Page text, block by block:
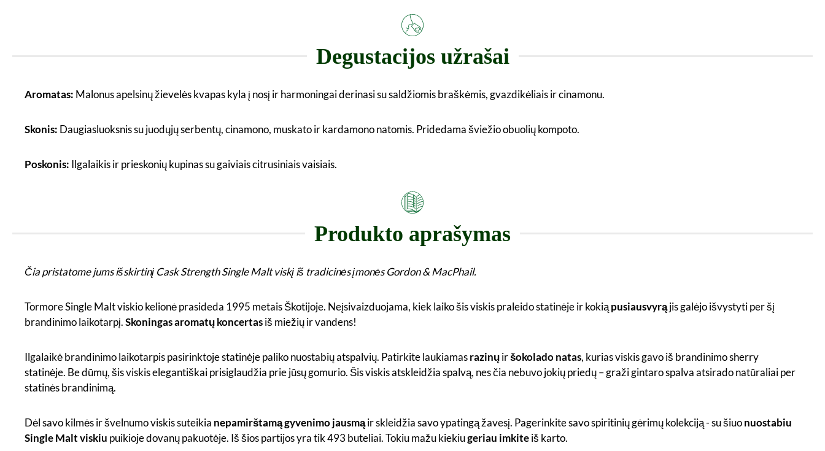
Degustacijos užrašai
Aromatas: Malonus apelsinų žievelės kvapas kyla į nosį ir harmoningai derinasi su saldžiomis braškėmis, gvazdikėliais ir cinamonu.
Skonis: Daugiasluoksnis su juodųjų serbentų, cinamono, muskato ir kardamono natomis. Pridedama šviežio obuolių kompoto.
Poskonis: Ilgalaikis ir prieskonių kupinas su gaiviais citrusiniais vaisiais.
Produkto aprašymas
Čia pristatome jums išskirtinį Cask Strength Single Malt viskį iš tradicinės įmonės Gordon & MacPhail.
Tormore Single Malt viskio kelionė prasideda 1995 metais Škotijoje. Neįsivaizduojama, kiek laiko šis viskis praleido statinėje ir kokiąpusiausvyrąjis galėjo išvystyti per šį
brandinimo laikotarpį.Skoningas aromatų koncertasiš miežių ir vandens!
Ilgalaikė brandinimo laikotarpis pasirinktoje statinėje paliko nuostabių atspalvių. Patirkite laukiamasrazinųiršokolado natas, kurias viskis gavo iš brandinimo sherry
statinėje. Be dūmų, šis viskis elegantiškai prisiglaudžia prie jūsų gomurio. Šis viskis atskleidžia spalvą, nes čia nebuvo jokių priedų – graži gintaro spalva atsirado natūraliai per
statinės brandinimą.
Dėl savo kilmės ir švelnumo viskis suteikia nepamirštamą gyvenimo jausmąir skleidžia savo ypatingą žavesį. Pagerinkite savo spiritinių gėrimų kolekciją - su šiuonuostabiu
Single Malt viskiu puikioje dovanų pakuotėje. Iš šios partijos yra tik 493 buteliai. Tokiu mažu kiekiugeriau imkiteiš karto.